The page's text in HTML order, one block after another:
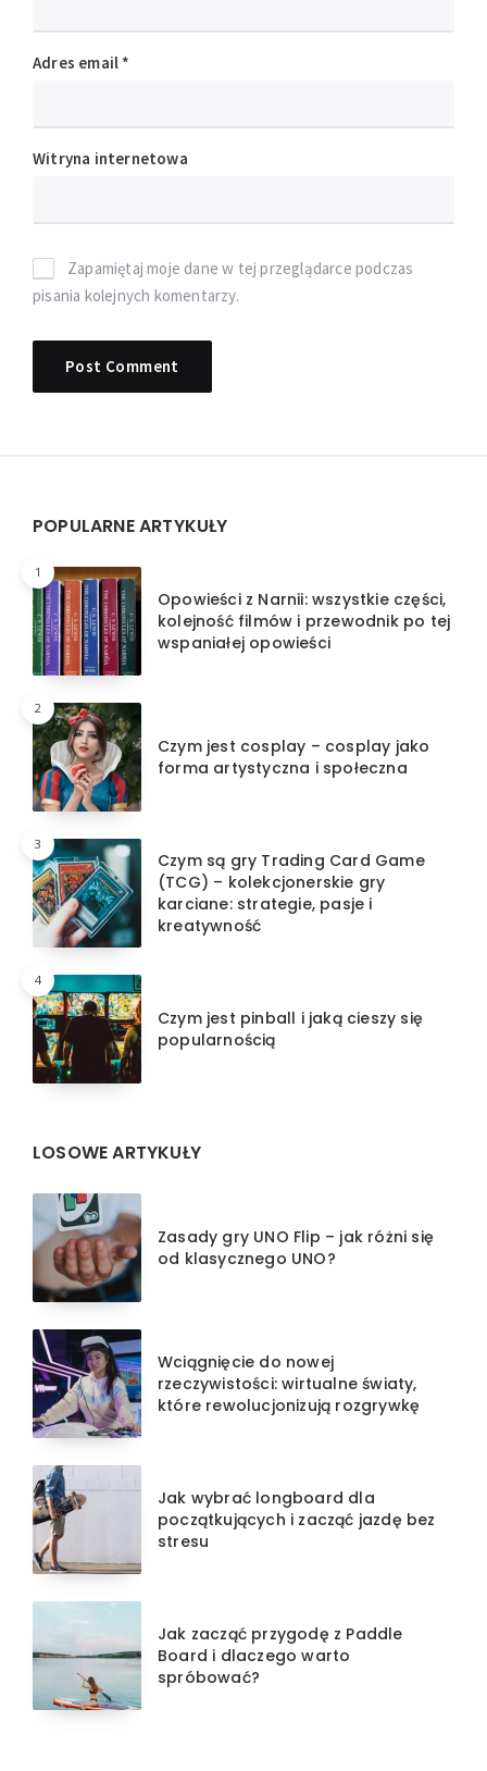
Adres email *
Witryna internetowa
Zapamiętaj moje dane w tej przeglądarce podczas
pisania kolejnych komentarzy.
Widgets
POPULARNE ARTYKUŁY
1
Opowieści z Narnii: wszystkie części,
kolejność filmów i przewodnik po tej
wspaniałej opowieści
2
Czym jest cosplay – cosplay jako
forma artystyczna i społeczna
3
Czym są gry Trading Card Game
(TCG) – kolekcjonerskie gry
karciane: strategie, pasje i
kreatywność
4
Czym jest pinball i jaką cieszy się
popularnością
LOSOWE ARTYKUŁY
Zasady gry UNO Flip – jak różni się
od klasycznego UNO?
Wciągnięcie do nowej
rzeczywistości: wirtualne światy,
które rewolucjonizują rozgrywkę
Jak wybrać longboard dla
początkujących i zacząć jazdę bez
stresu
Jak zacząć przygodę z Paddle
Board i dlaczego warto
spróbować?